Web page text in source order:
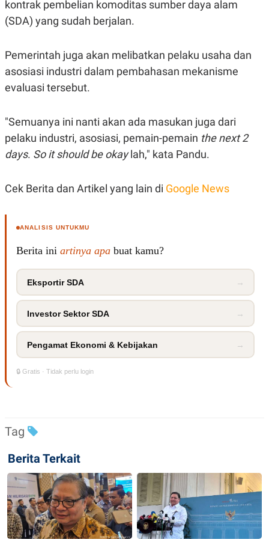
C
A
D
L
A
I
D
L
G
N
A
N
T
K
R
J
A
E
M
E
E
A
P
R
A
V
E
T
S
I
G
K
M
D
I
OF
USE
PEDOMAN
PEMBERITAAN
SIBER
PRIVACY
kontrak pembelian komoditas sumber daya alam
(SDA) yang sudah berjalan.
Pemerintah juga akan melibatkan pelaku usaha dan
asosiasi industri dalam pembahasan mekanisme
evaluasi tersebut.
"Semuanya ini nanti akan ada masukan juga dari
pelaku industri, asosiasi, pemain-pemain the next 2
days. So it should be okaylah," kata Pandu.
Cek Berita dan Artikel yang lain di Google News
ANALISIS UNTUKMU
Berita ini artinya apa buat kamu?
Eksportir SDA →
Investor Sektor SDA →
Pengamat Ekonomi & Kebijakan →
🔒 Gratis · Tidak perlu login
Tag
Berita Terkait